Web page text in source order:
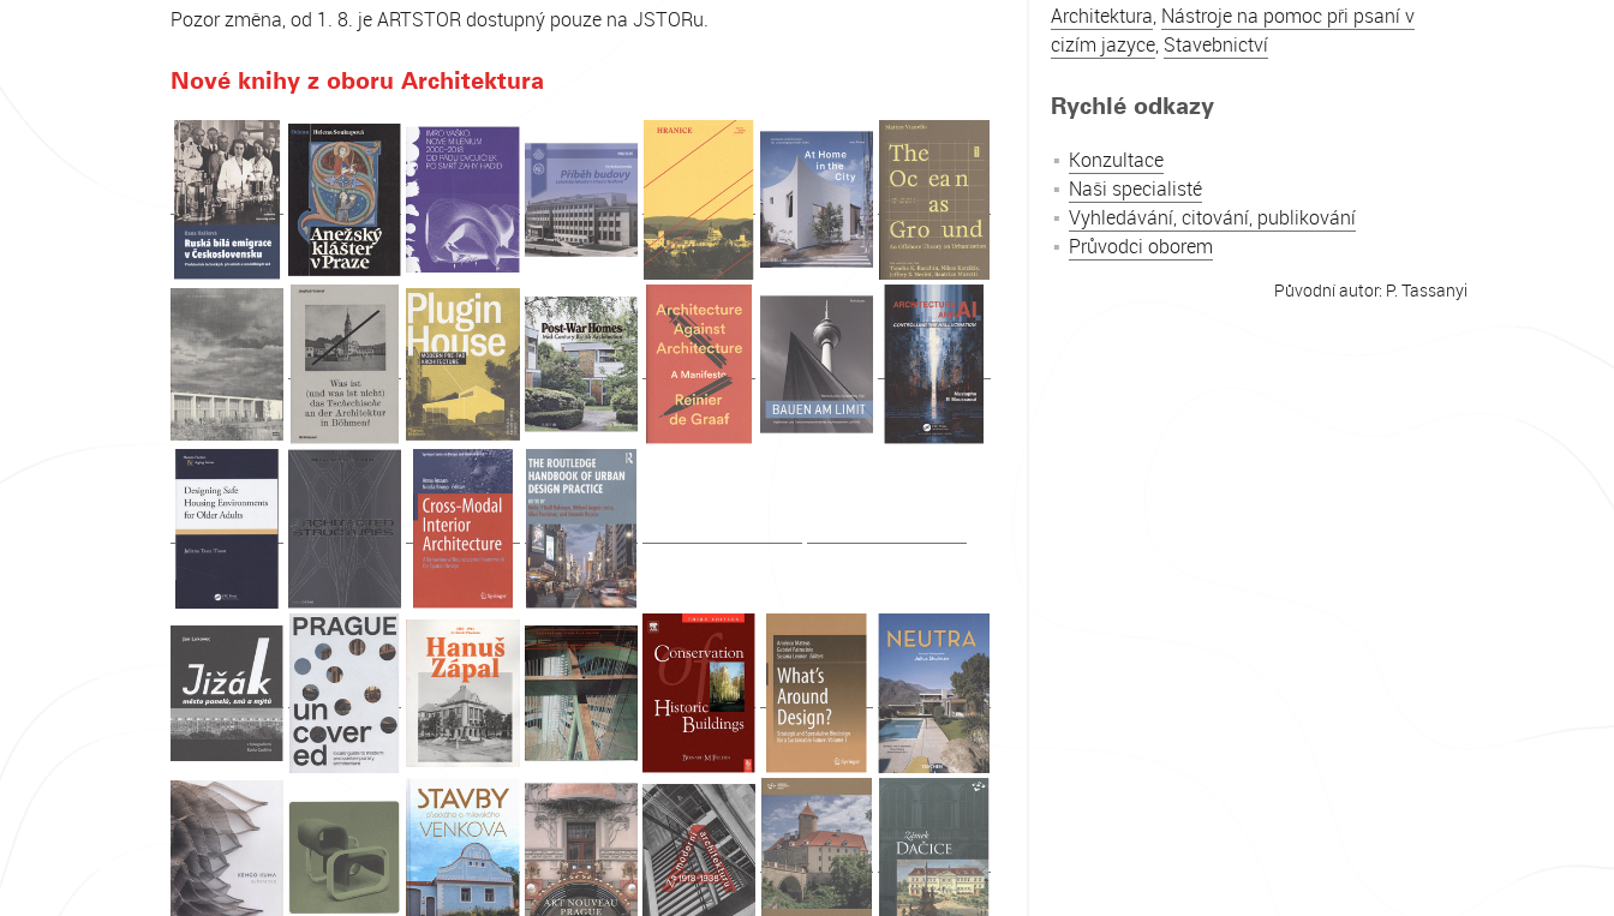
Pozor změna, od 1. 8. je ARTSTOR dostupný pouze na JSTORu.
Nové knihy z oboru Architektura
Architektura, Nástroje na pomoc při psaní v
cizím jazyce, Stavebnictví
Rychlé odkazy
Konzultace
Naši specialisté
Vyhledávání, citování, publikování
Průvodci oborem
Původní autor: P. Tassanyi